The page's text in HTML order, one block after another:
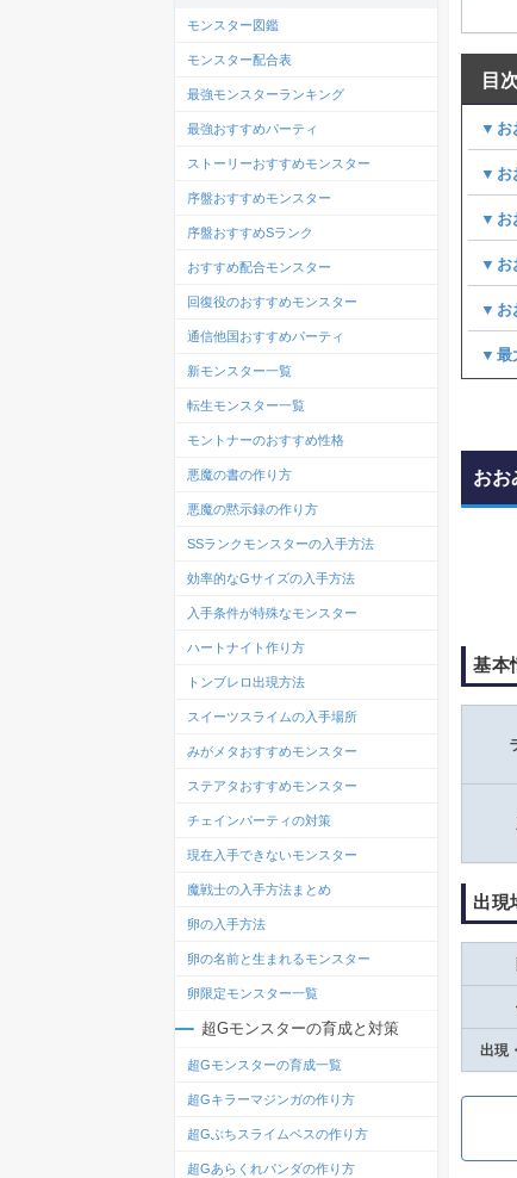
目次
▼お
▼お
▼お
▼お
▼お
▼最
おお
基本
出現
出現
モンスター図鑑
モンスター配合表
最強モンスターランキング
最強おすすめパーティ
ストーリーおすすめモンスター
序盤おすすめモンスター
序盤おすすめSランク
おすすめ配合モンスター
回復役のおすすめモンスター
通信他国おすすめパーティ
新モンスター一覧
転生モンスター一覧
モントナーのおすすめ性格
悪魔の書の作り方
悪魔の黙示録の作り方
SSランクモンスターの入手方法
効率的なGサイズの入手方法
入手条件が特殊なモンスター
ハートナイト作り方
トンブレロ出現方法
スイーツスライムの入手場所
みがメタおすすめモンスター
ステアタおすすめモンスター
チェインパーティの対策
現在入手できないモンスター
魔戦士の入手方法まとめ
卵の入手方法
卵の名前と生まれるモンスター
卵限定モンスター一覧
超Gモンスターの育成と対策
超Gモンスターの育成一覧
超Gキラーマジンガの作り方
超Gぶちスライムベスの作り方
超Gあらくれパンダの作り方